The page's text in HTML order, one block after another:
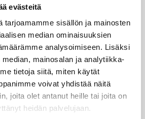
evästeitä
tarjoamamme sisällön ja mainosten
median ominaisuuksien
analysoimiseen. Lisäksi
mainosalan ja analytiikka-
tietoja siitä, miten käytät
voivat yhdistää näitä
joita olet antanut heille tai joita on
heidän palvelujaan.
7–21